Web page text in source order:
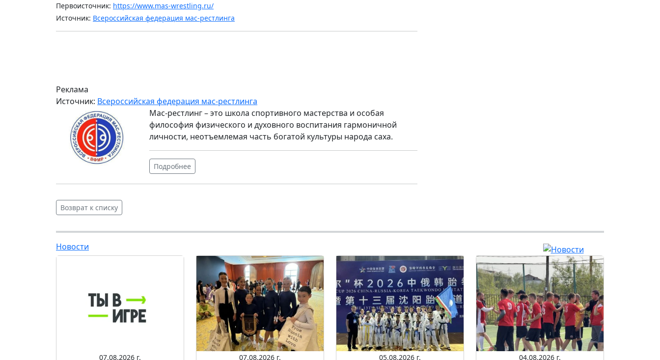
Первоисточник: https://www.mas-wrestling.ru/
Источник: Всероссийская федерация мас-рестлинга
Реклама
Источник: Всероссийская федерация мас-рестлинга
Мас-рестлинг – это школа спортивного мастерства и особая
философия физического и духовного воспитания гармоничной
личности, неотъемлемая часть богатой культуры народа саха.
Подробнее
Возврат к списку
Новости
07.08.2026 г. 07.08.2026 г. 05.08.2026 г. 04.08.2026 г.